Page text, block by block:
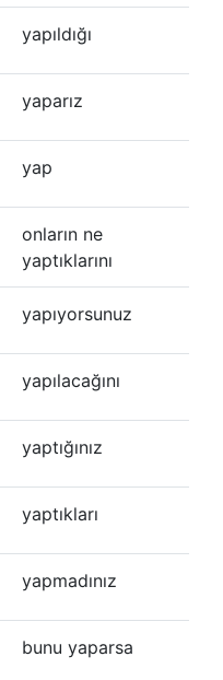
yapıldığı
yaparız
yap
onların ne
yaptıklarını
yapıyorsunuz
yapılacağını
yaptığınız
yaptıkları
yapmadınız
bunu yaparsa